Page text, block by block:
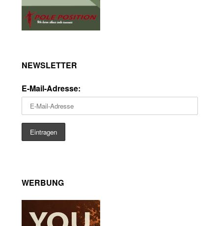
NEWSLETTER
E-Mail-Adresse:
WERBUNG